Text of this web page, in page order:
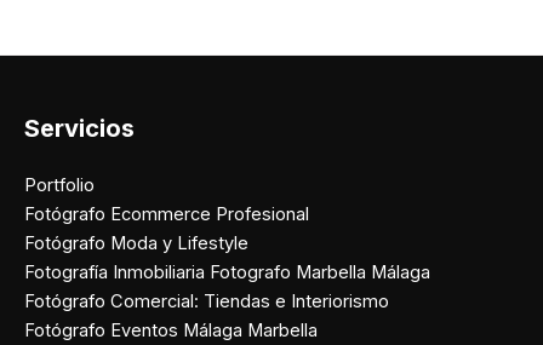
Servicios
Portfolio
Fotógrafo Ecommerce Profesional
Fotógrafo Moda y Lifestyle
Fotografía Inmobiliaria Fotografo Marbella Málaga
Fotógrafo Comercial: Tiendas e Interiorismo
Fotógrafo Eventos Málaga Marbella